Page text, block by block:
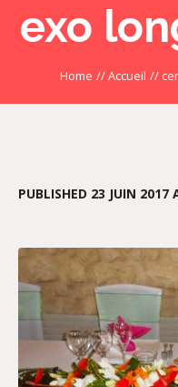
exo
Home //Accueil //
PUBLISHED 23 JUIN 2017